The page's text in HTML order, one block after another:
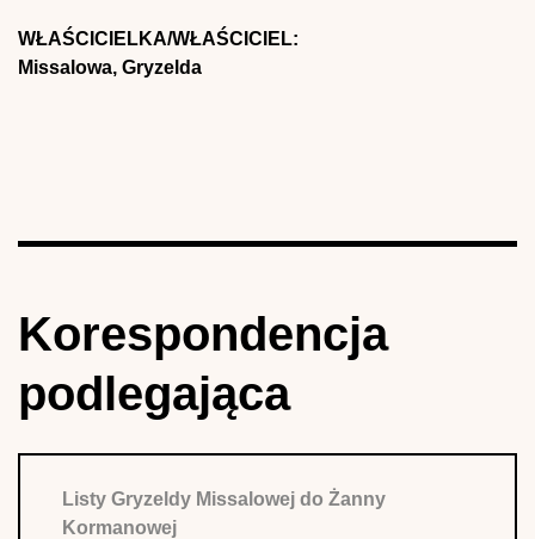
WŁAŚCICIELKA/WŁAŚCICIEL:
Missalowa, Gryzelda
Korespondencja
podlegająca
Listy Gryzeldy Missalowej do Żanny
Kormanowej